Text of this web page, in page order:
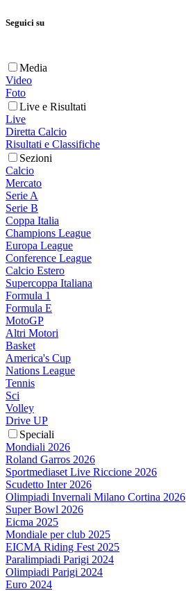
Seguici su
Media
Video
Foto
Live e Risultati
Live
Diretta Calcio
Risultati e Classifiche
Sezioni
Calcio
Mercato
Serie A
Serie B
Coppa Italia
Champions League
Europa League
Conference League
Calcio Estero
Supercoppa Italiana
Formula 1
Formula E
MotoGP
Altri Motori
Basket
America's Cup
Nations League
Tennis
Sci
Volley
Drive UP
Speciali
Mondiali 2026
Roland Garros 2026
Sportmediaset Live Riccione 2026
Scudetto Inter 2026
Olimpiadi Invernali Milano Cortina 2026
Super Bowl 2026
Eicma 2025
Mondiale per club 2025
EICMA Riding Fest 2025
Paralimpiadi Parigi 2024
Olimpiadi Parigi 2024
Euro 2024